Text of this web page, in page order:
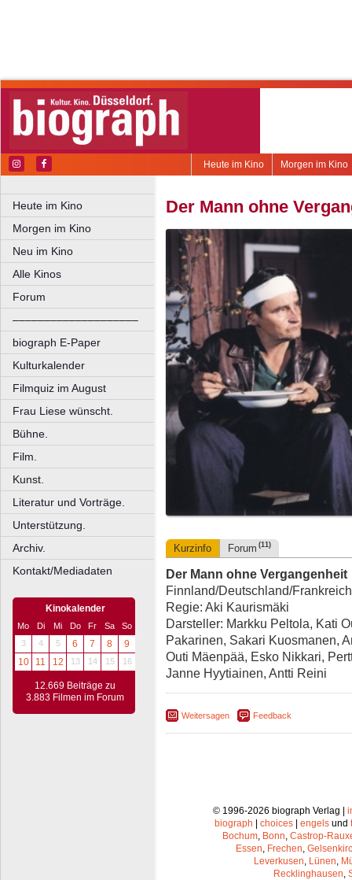
Morgen im Kino
Heute im Kino
Heute im Kino
Morgen im Kino
Neu im Kino
Alle Kinos
Forum
––––––––––––––––––––
biograph E-Paper
Kulturkalender
Filmquiz im August
Frau Liese wünscht.
Bühne.
Film.
Kunst.
Literatur und Vorträge.
Unterstützung.
Archiv.
Kontakt/Mediadaten
Kinokalender
Mo Di Mi Do Fr Sa
So
3
4 5 6 7 8
9
10
11 12 13 14 15 16
12.669 Beiträge zu
3.883 Filmen im Forum
Der Mann ohne
Kurzinfo Forum (11)
Der Mann ohne Vergangenheit
Finnland/Deutschland/
Regie: Aki Kaurismäki
Darsteller: Markku Peltola, Kati
Pakarinen, Sakari Kuosmanen,
Outi Mäenpää, Esko Nikkari,
Janne Hyytiainen, Antti Reini
Weitersagen Feedback
© 1996-2026 biograph Verlag |
biograph | choices | engels und
Bochum Bonn Castrop-
Essen Frechen
Leverkusen Lünen
Recklinghausen